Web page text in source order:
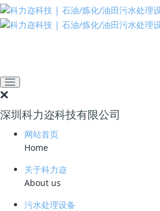
深圳科力迩科技有限公司
网站首页
Home
关于科力迩
About us
污水处理设备
推动绿色发展 建设美丽中国
技术资料
国内做垃圾渗滤液的知名公司有哪些？
2023-03-07